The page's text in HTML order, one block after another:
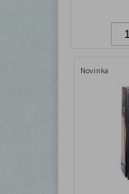
Novinka